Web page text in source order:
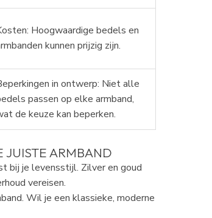
Hoogwaardige bedels en
kunnen prijzig zijn.
in ontwerp: Niet alle
passen op elke armband,
de keuze kan beperken.
JUISTE ARMBAND
bij je levensstijl. Zilver en goud
vereisen.
Wil je een klassieke, moderne